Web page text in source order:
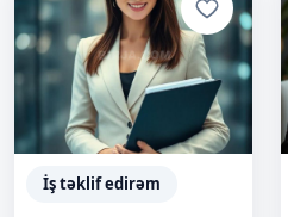
İş təklif edirəm